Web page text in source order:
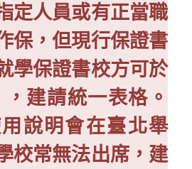
定人員或有正當職
保，但現行保證書
學保證書校方可於
建請統一表格。
說明會在臺北舉
校常無法出席，建